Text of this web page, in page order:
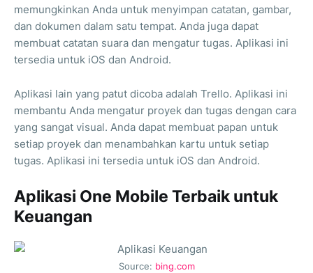
memungkinkan Anda untuk menyimpan catatan, gambar,
dan dokumen dalam satu tempat. Anda juga dapat
membuat catatan suara dan mengatur tugas. Aplikasi ini
tersedia untuk iOS dan Android.
Aplikasi lain yang patut dicoba adalah Trello. Aplikasi ini
membantu Anda mengatur proyek dan tugas dengan cara
yang sangat visual. Anda dapat membuat papan untuk
setiap proyek dan menambahkan kartu untuk setiap
tugas. Aplikasi ini tersedia untuk iOS dan Android.
Aplikasi One Mobile Terbaik untuk
Keuangan
Source: bing.com